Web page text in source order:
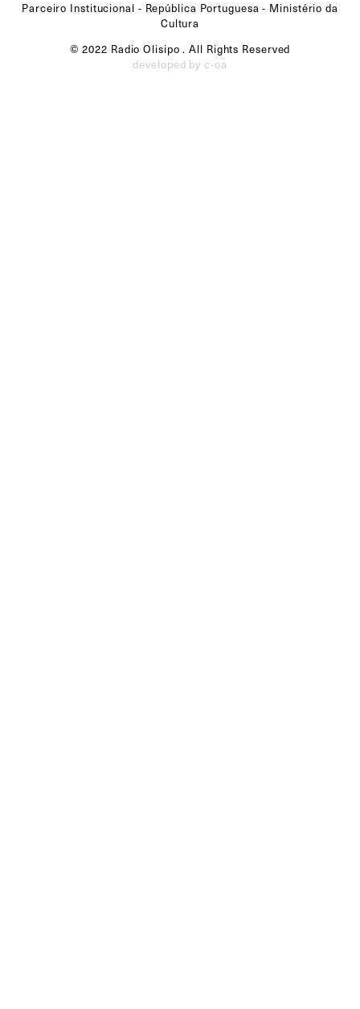
Parceiro Institucional - República Portuguesa - Ministério da
Cultura
© 2022 Radio Olisipo . All Rights Reserved
developed by c-oa